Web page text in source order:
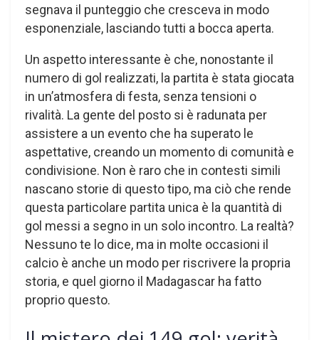
segnava il punteggio che cresceva in modo
esponenziale, lasciando tutti a bocca aperta.
Un aspetto interessante è che, nonostante il
numero di gol realizzati, la partita è stata giocata
in un’atmosfera di festa, senza tensioni o
rivalità. La gente del posto si è radunata per
assistere a un evento che ha superato le
aspettative, creando un momento di comunità e
condivisione. Non è raro che in contesti simili
nascano storie di questo tipo, ma ciò che rende
questa particolare partita unica è la quantità di
gol messi a segno in un solo incontro. La realtà?
Nessuno te lo dice, ma in molte occasioni il
calcio è anche un modo per riscrivere la propria
storia, e quel giorno il Madagascar ha fatto
proprio questo.